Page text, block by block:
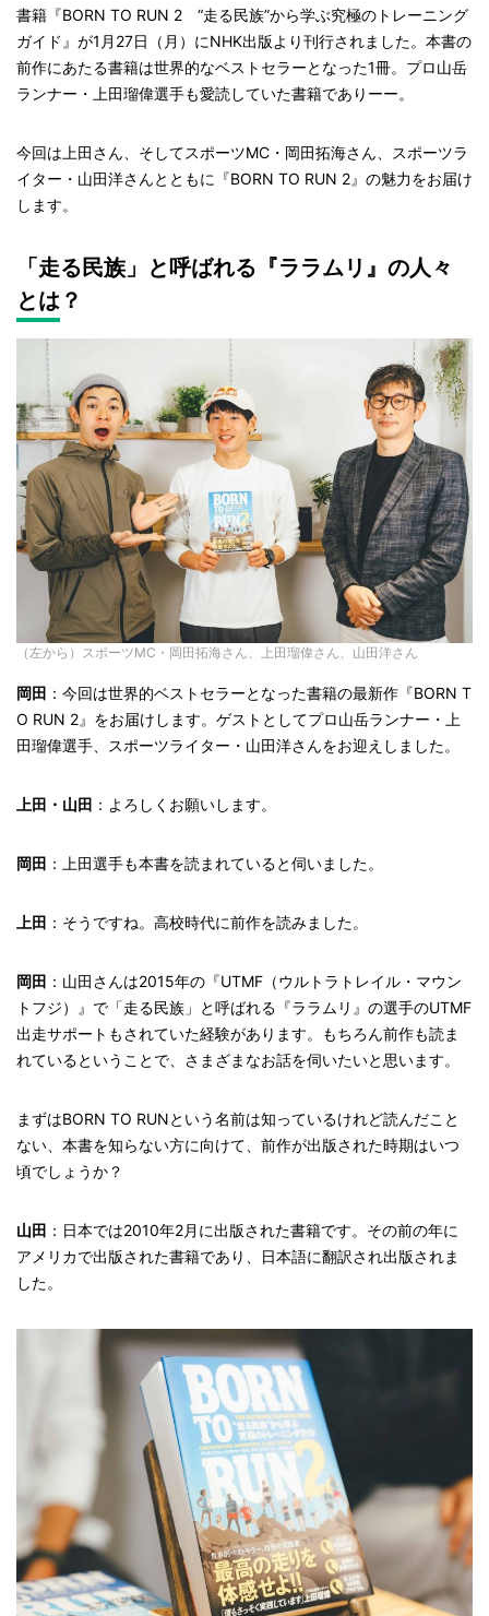
書籍『BORN TO RUN 2 “走る民族”から学ぶ究極のトレーニング
ガイド』が1月27日（月）にNHK出版より刊行されました。本書の
前作にあたる書籍は世界的なベストセラーとなった1冊。プロ山岳
ランナー・上田瑠偉選手も愛読していた書籍でありーー。
今回は上田さん、そしてスポーツMC・岡田拓海さん、スポーツラ
イター・山田洋さんとともに『BORN TO RUN 2』の魅力をお届け
します。
「走る民族」と呼ばれる『ララムリ』の人々
とは？
（左から）スポーツMC・岡田拓海さん、上田瑠偉さん、山田洋さん
岡田 ：今回は世界的ベストセラーとなった書籍の最新作『BORN T
O RUN 2』をお届けします。ゲストとしてプロ山岳ランナー・上
田瑠偉選手、スポーツライター・山田洋さんをお迎えしました。
上田・山田 ：よろしくお願いします。
岡田 ：上田選手も本書を読まれていると伺いました。
上田 ：そうですね。高校時代に前作を読みました。
岡田 ：山田さんは2015年の『UTMF（ウルトラトレイル・マウン
トフジ）』で「走る民族」と呼ばれる『ララムリ』の選手のUTMF
出走サポートもされていた経験があります。もちろん前作も読ま
れているということで、さまざまなお話を伺いたいと思います。
まずはBORN TO RUNという名前は知っているけれど読んだこと
ない、本書を知らない方に向けて、前作が出版された時期はいつ
頃でしょうか？
山田 ：日本では2010年2月に出版された書籍です。その前の年に
アメリカで出版された書籍であり、日本語に翻訳され出版されま
した。